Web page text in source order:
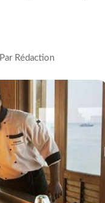
Par Rédaction